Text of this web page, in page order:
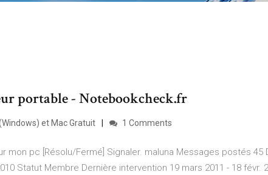
portable - Notebookcheck.fr
et Mac Gratuit 1 Comments
mon pc [Résolu/Fermé] Signaler. maluna Messages postés 45
Statut Membre Dernière intervention 19 mars 2011 - 18 févr.